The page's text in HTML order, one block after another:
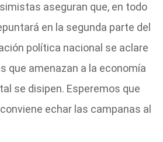
aseguran que, en todo
en la segunda parte del
política nacional se aclare
que amenazan a la economía
se disipen. Esperemos que
echar las campanas al